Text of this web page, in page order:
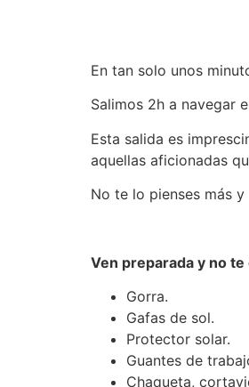
En tan solo unos
Salimos 2h a navegar
Esta salida es
aquellas aficionadas
No te lo pienses más
Ven preparada y no te
Gorra.
Gafas de sol.
Protector solar.
Guantes de
Chaqueta,